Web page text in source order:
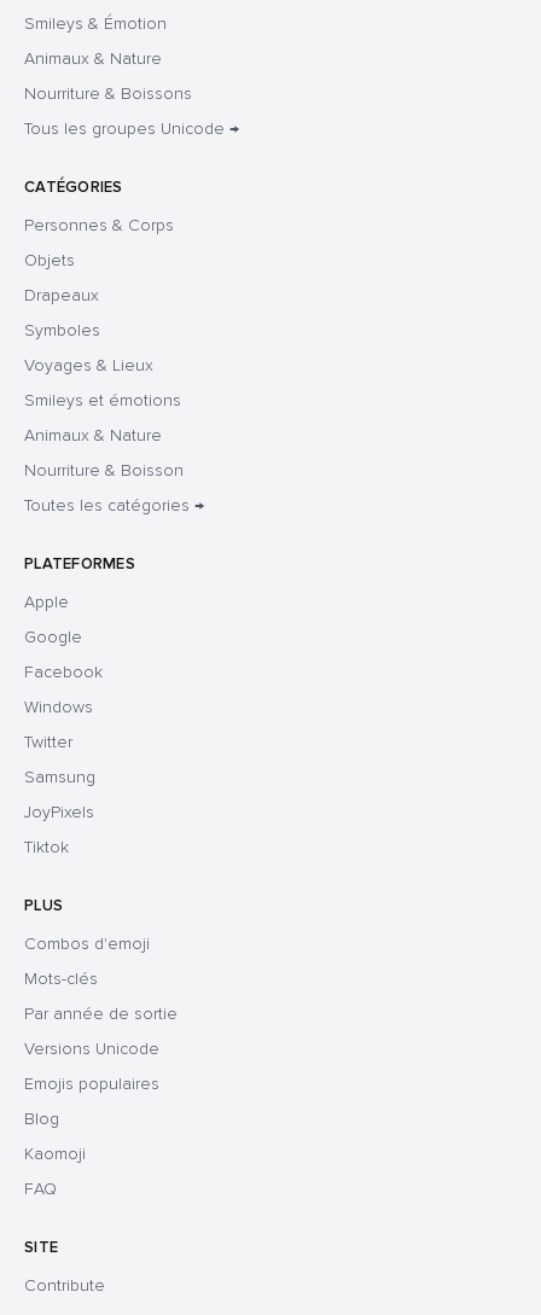
Smileys & Émotion
Animaux & Nature
Nourriture & Boissons
Tous les groupes Unicode →
CATÉGORIES
Personnes & Corps
Objets
Drapeaux
Symboles
Voyages & Lieux
Smileys et émotions
Animaux & Nature
Nourriture & Boisson
Toutes les catégories →
PLATEFORMES
Apple
Google
Facebook
Windows
Twitter
Samsung
JoyPixels
Tiktok
PLUS
Combos d'emoji
Mots-clés
Par année de sortie
Versions Unicode
Emojis populaires
Blog
Kaomoji
FAQ
SITE
Contribute